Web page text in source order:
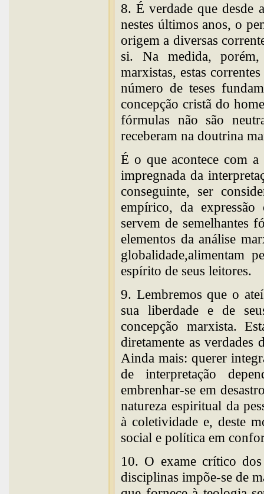
8. É verdade que desde
nestes últimos anos, o
origem a diversas
si. Na medida, porém,
marxistas, estas
número de teses
concepção cristã do
fórmulas não são
receberam na doutrina
É o que acontece com a
impregnada da
conseguinte, ser
empírico, da
servem de semelhantes
elementos da análise
globalidade,alimentam
espírito de seus leitores.
9. Lembremos que o
sua liberdade e de
concepção marxista.
diretamente as verdades
Ainda mais: querer
de interpretação
embrenhar-se em
natureza espiritual da
à coletividade e, deste
social e política em
10. O exame crítico
disciplinas impõe-se de